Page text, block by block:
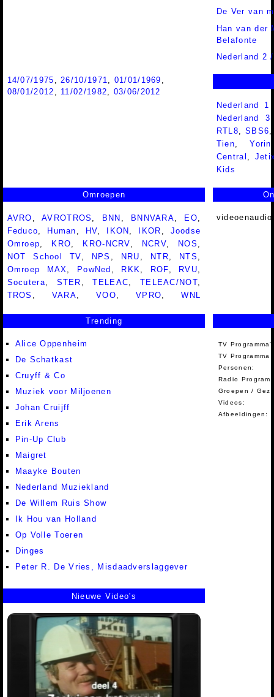
De Ver van
Han van der
Belafonte
Nederland 2
14/07/1975 ,26/10/1971, 01/01/1969 ,
08/01/2012 , 11/02/1982, 03/06/2012
Nederland 1
Nederland
RTL8 ,SBS6
Tien ,Yorin
Central
Kids
Omroepen
AVRO ,AVROTROS , BNN , BNNVARA, EO,
Feduco, Human , HV, IKON , IKOR , Joodse
Omroep, KRO, KRO-NCRV, NCRV, NOS ,
NOT School TV, NPS , NRU , NTR, NTS ,
Omroep MAX, PowNed , RKK, ROF, RVU,
Socutera, STER ,TELEAC, TELEAC/NOT,
TROS , VARA,VOO,VPRO,WNL
Trending
Alice Oppenheim
De Schatkast
Cruyff & Co
Muziek voor Miljoenen
Johan Cruijff
Erik Arens
Pin-Up Club
Maigret
Maayke Bouten
Nederland Muziekland
De Willem Ruis Show
Ik Hou van Holland
Op Volle Toeren
Dinges
Peter R. De Vries, Misdaadverslaggever
TV
TV Programma
Personen:
Radio
Groepen /
Videos:
Afbeeldingen:
Nieuwe Video's